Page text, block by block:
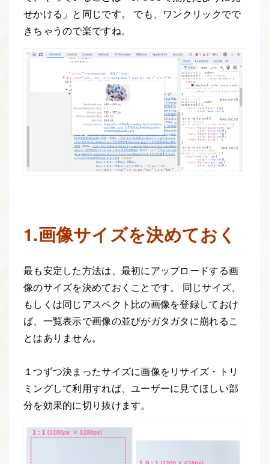
せかける」と同じです。 でも、ワンクリックでで
きちゃうので楽ですね。
1.画像サイズを決めておく
最も安定した方法は、最初にアップロードする画
像のサイズを決めておくことです。 同じサイズ、
もしくは同じアスペクト比の画像を登録しておけ
ば、一覧表示で画像の並びがガタガタに崩れるこ
とはありません。
１つずつ決まったサイズに画像をリサイズ・トリ
ミングして利用すれば、ユーザーに見てほしい部
分を効果的に切り抜けます。